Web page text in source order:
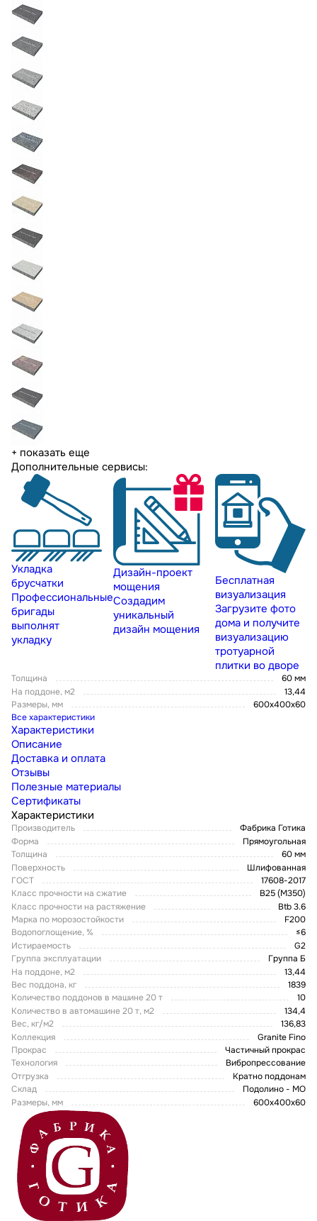
+ показать еще
Дополнительные сервисы:
Укладка
брусчатки
Профессиональные
бригады
выполнят
укладку
Дизайн-проект
мощения
Создадим
уникальный
дизайн мощения
Бесплатная
визуализация
Загрузите фото
дома и получите
визуализацию
тротуарной
плитки во дворе
Толщина
60 мм
На поддоне, м2
13,44
Размеры, мм
600x400x60
Все характеристики
Характеристики
Описание
Доставка и оплата
Отзывы
Полезные материалы
Сертификаты
Характеристики
Производитель
Фабрика Готика
Форма
Прямоугольная
Толщина
60 мм
Поверхность
Шлифованная
ГОСТ
17608-2017
Класс прочности на сжатие
В25 (М350)
Класс прочности на растяжение
Btb 3.6
Марка по морозостойкости
F200
Водопоглощение, %
≤6
Истираемость
G2
Группа эксплуатации
Группа Б
На поддоне, м2
13,44
Вес поддона, кг
1839
Количество поддонов в машине 20 т
10
Количество в автомашине 20 т, м2
134,4
Вес, кг/м2
136,83
Коллекция
Granite Fino
Прокрас
Частичный прокрас
Технология
Вибропрессование
Отгрузка
Кратно поддонам
Склад
Подолино - МО
Размеры, мм
600x400x60